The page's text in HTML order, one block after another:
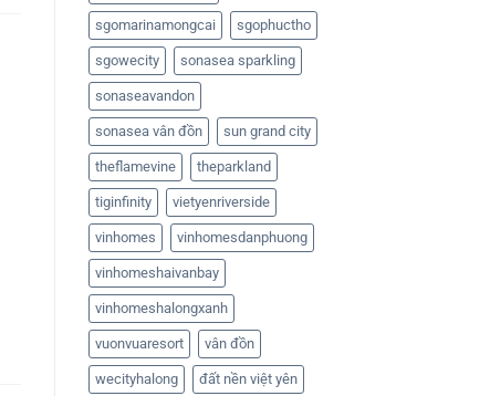
sgomarinamongcai sgophuctho
sgowecity sonasea sparkling
sonaseavandon
sonasea vân đồn sun grand city
theflamevine theparkland
tiginfinity vietyenriverside
vinhomes vinhomesdanphuong
vinhomeshaivanbay
vinhomeshalongxanh
vuonvuaresort vân đồn
wecityhalong đất nền việt yên